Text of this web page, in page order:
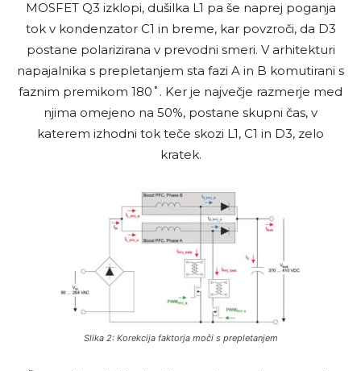
MOSFET Q3 izklopi, dušilka L1 pa še naprej poganja
tok v kondenzator C1 in breme, kar povzroči, da D3
postane polarizirana v prevodni smeri. V arhitekturi
napajalnika s prepletanjem sta fazi A in B komutirani s
faznim premikom 180˚. Ker je največje razmerje med
njima omejeno na 50%, postane skupni čas, v
katerem izhodni tok teče skozi L1, C1 in D3, zelo
kratek.
Slika 2: Korekcija faktorja moči s prepletanjem